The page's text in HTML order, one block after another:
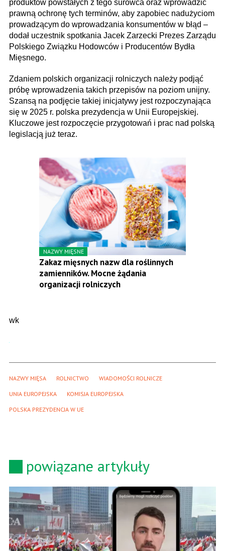
produktów powstałych z tego surowca oraz wprowadzić
prawną ochronę tych terminów, aby zapobiec nadużyciom
prowadzącym do wprowadzania konsumentów w błąd –
dodał uczestnik spotkania Jacek Zarzecki Prezes Zarządu
Polskiego Związku Hodowców i Producentów Bydła
Mięsnego.
Zdaniem polskich organizacji rolniczych należy podjąć
próbę wprowadzenia takich przepisów na poziom unijny.
Szansą na podjęcie takiej inicjatywy jest rozpoczynająca
się w 2025 r. polska prezydencja w Unii Europejskiej.
Kluczowe jest rozpoczęcie przygotowań i prac nad polską
legislacją już teraz.
NAZWY MIĘSNE
Zakaz mięsnych nazw dla roślinnych
zamienników. Mocne żądania
organizacji rolniczych
wk
NAZWY MIĘSA ROLNICTWO WIADOMOŚCI ROLNICZE
UNIA EUROPEJSKA KOMISJA EUROPEJSKA
POLSKA PREZYDENCJA W UE
powiązane artykuły